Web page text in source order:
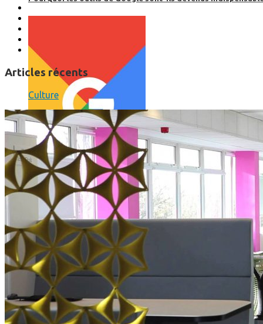
Comment utiliser « Photoshop » gratuitement et légalement
Articles récents
Culture